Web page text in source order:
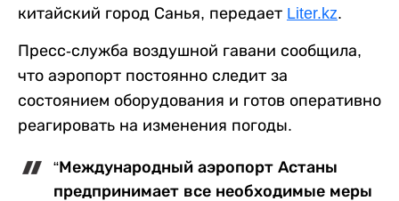
китайский город Санья, передает Liter.kz.
Пресс-служба воздушной гавани сообщила,
что аэропорт постоянно следит за
состоянием оборудования и готов оперативно
реагировать на изменения погоды.
“Международный аэропорт Астаны
предпринимает все необходимые меры